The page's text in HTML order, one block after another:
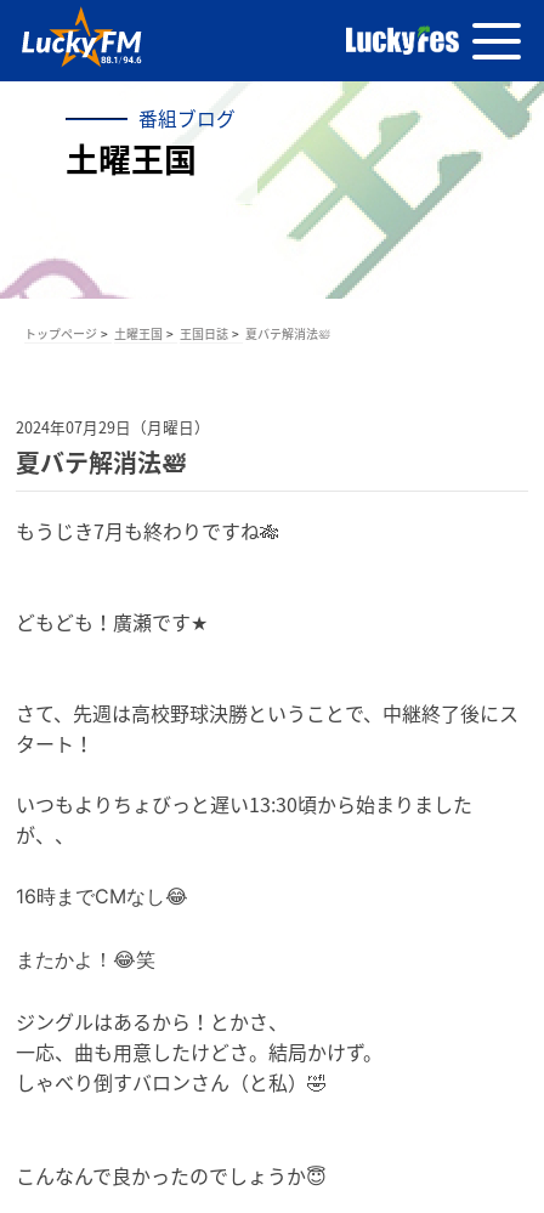
番組ブログ
土曜王国
トップページ 土曜王国 王国日誌 夏バテ解消法🛀
2024年07月29日（月曜日）
夏バテ解消法🛀
もうじき7月も終わりですね🎋
どもども！廣瀬です★
さて、先週は高校野球決勝ということで、中継終了後にス
タート！
いつもよりちょびっと遅い13:30頃から始まりました
が、、
16時までCMなし😂
またかよ！😂笑
ジングルはあるから！とかさ、
一応、曲も用意したけどさ。結局かけず。
しゃべり倒すバロンさん（と私）🤣
こんなんで良かったのでしょうか😇